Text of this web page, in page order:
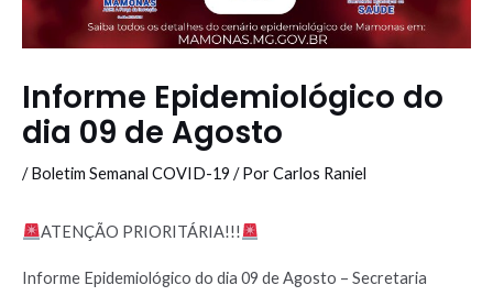
Informe Epidemiológico do
dia 09 de Agosto
/Boletim Semanal COVID-19 / PorCarlos Raniel
ATENÇÃO PRIORITÁRIA!!!
Informe Epidemiológico do dia 09 de Agosto – Secretaria